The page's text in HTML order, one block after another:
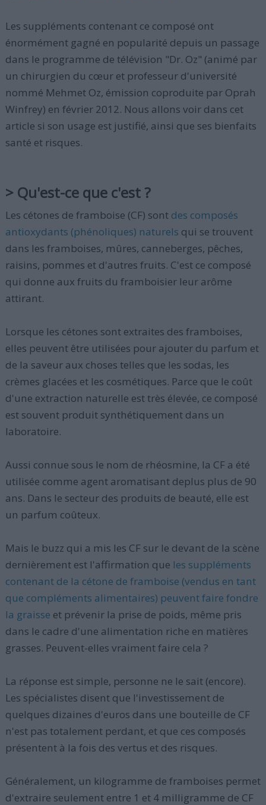
Les suppléments contenant ce composé ont
énormément gagné en popularité depuis un passage
dans le programme de télévision "Dr. Oz" (animé par
un chirurgien du cœur et professeur d'université
nommé Mehmet Oz, émission coproduite par Oprah
Winfrey) en février 2012. Nous allons voir dans cet
article si son usage est justifié, ainsi que ses bienfaits
santé et risques.
> Qu'est-ce que c'est ?
Les cétones de framboise (CF) sont des composés
antioxydants (phénoliques) naturels qui se trouvent
dans les framboises, mûres, canneberges, pêches,
raisins, pommes et d'autres fruits. C'est ce composé
qui donne aux fruits du framboisier leur arôme
attirant.
Lorsque les cétones sont extraites des framboises,
elles peuvent être utilisées pour ajouter du parfum et
de la saveur aux choses telles que les sodas, les
crèmes glacées et les cosmétiques. Parce que le coût
d'une extraction naturelle est très élevée, ce composé
est souvent produit synthétiquement dans un
laboratoire.
Aussi connue sous le nom de rhéosmine, la CF a été
utilisée comme agent aromatisant deplus plus de 90
ans. Dans le secteur des produits de beauté, elle est
un parfum coûteux.
Mais le buzz qui a mis les CF sur le devant de la scène
dernièrement est l'affirmation que les suppléments
contenant de la cétone de framboise (vendus en tant
que compléments alimentaires) peuvent faire fondre
la graisse et prévenir la prise de poids, même pris
dans le cadre d'une alimentation riche en matières
grasses. Peuvent-elles vraiment faire cela ?
La réponse est simple, personne ne le sait (encore).
Les spécialistes disent que l'investissement de
quelques dizaines d'euros dans une bouteille de CF
n'est pas totalement perdant, et que ces composés
présentent à la fois des vertus et des risques.
Généralement, un kilogramme de framboises permet
d'extraire seulement entre 1 et 4 milligramme de CF